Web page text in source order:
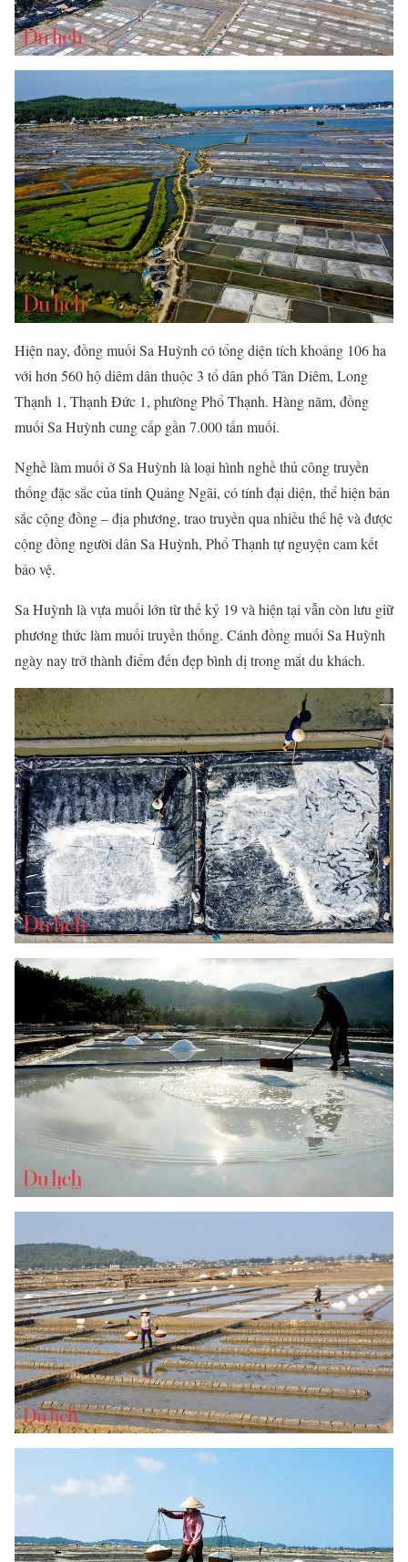
Hiện nay, đồng muối Sa Huỳnh có tổng diện tích khoảng 106 ha
với hơn 560 hộ diêm dân thuộc 3 tổ dân phố Tân Diêm, Long
Thạnh 1, Thạnh Đức 1, phường Phổ Thạnh. Hàng năm, đồng
muối Sa Huỳnh cung cấp gần 7.000 tấn muối.
Nghề làm muối ở Sa Huỳnh là loại hình nghề thủ công truyền
thống đặc sắc của tỉnh Quảng Ngãi, có tính đại diện, thể hiện bản
sắc cộng đồng – địa phương, trao truyền qua nhiều thế hệ và được
cộng đồng người dân Sa Huỳnh, Phổ Thạnh tự nguyện cam kết
bảo vệ.
Sa Huỳnh là vựa muối lớn từ thế kỷ 19 và hiện tại vẫn còn lưu giữ
phương thức làm muối truyền thống. Cánh đồng muối Sa Huỳnh
ngày nay trở thành điểm đến đẹp bình dị trong mắt du khách.